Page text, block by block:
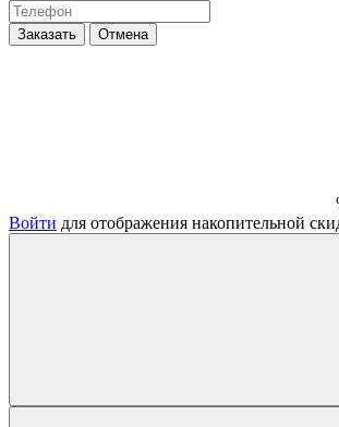
Заказать Отмена
Войти для отображения накопительной